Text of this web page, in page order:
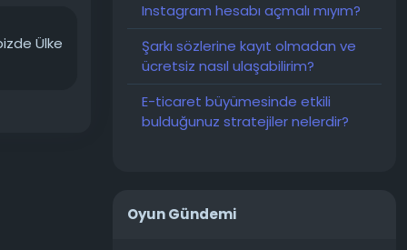
Ülke
Instagram hesabı açmalı mıyım?
Şarkı sözlerine kayıt olmadan ve
ücretsiz nasıl ulaşabilirim?
E-ticaret büyümesinde etkili
bulduğunuz stratejiler nelerdir?
Oyun Gündemi